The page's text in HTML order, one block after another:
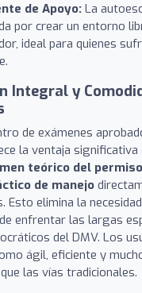
de Apoyo: La
por crear un entorno
ideal para quienes
Integral y
de exámenes
la ventaja significativa
teórico del permiso
de manejo
Esto elimina la
enfrentar las largas
del DMV. Los
ágil, eficiente y
las vías tradicionales.